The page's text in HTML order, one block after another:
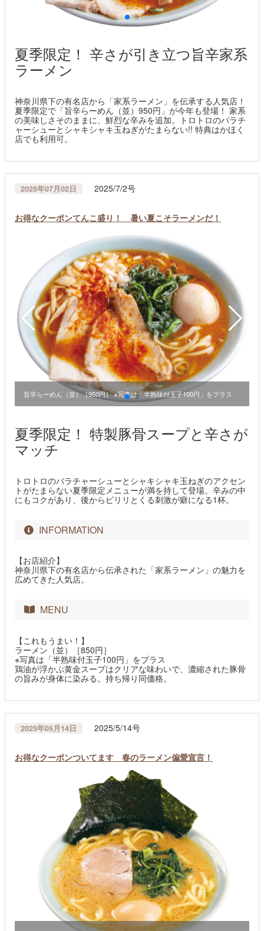
夏季限定！ 辛さが引き立つ旨辛家系
ラーメン
神奈川県下の有名店から「家系ラーメン」を伝承する人気店！
夏季限定で「旨辛らーめん（並）950円」が今年も登場！ 家系
の美味しさそのままに、鮮烈な辛みを追加。トロトロのバラチ
ャーシューとシャキシャキ玉ねぎがたまらない!! 特典はかほく
店でも利用可。
2025年07月02日 2025/7/2号
お得なクーポンてんこ盛り！ 暑い夏こそラーメンだ！
旨辛らーめん（並）［950円］ ※写真は「半熟味付玉子100円」をプラス
夏季限定！ 特製豚骨スープと辛さが
マッチ
トロトロのバラチャーシューとシャキシャキ玉ねぎのアクセン
トがたまらない夏季限定メニューが満を持して登場。辛みの中
にもコクがあり、後からピリリとくる刺激が癖になる1杯。
INFORMATION
【お店紹介】
神奈川県下の有名店から伝承された「家系ラーメン」の魅力を
広めてきた人気店。
MENU
【これもうまい！】
ラーメン（並）［850円］
※写真は「半熟味付玉子100円」をプラス
鶏油が浮かぶ黄金スープはクリアな味わいで、濃縮された豚骨
の旨みが身体に染みる。持ち帰り同価格。
2025年05月14日 2025/5/14号
お得なクーポンついてます 春のラーメン偏愛宣言！